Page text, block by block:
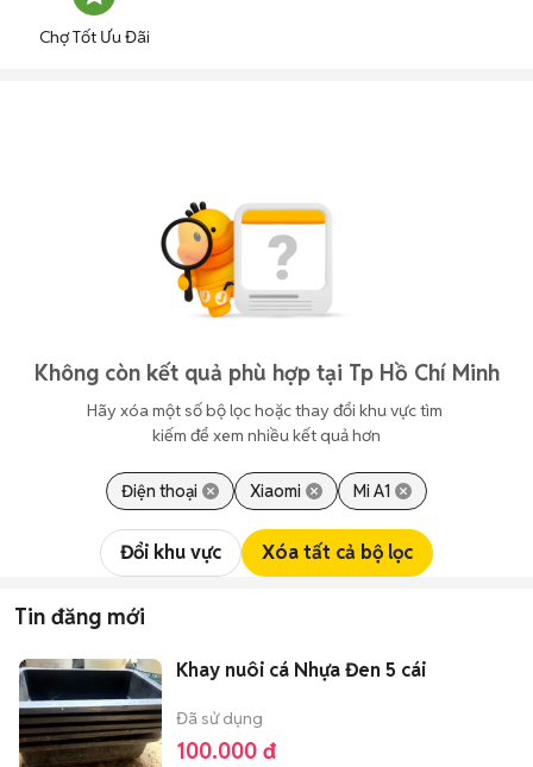
Chợ Tốt Ưu Đãi
Không còn kết quả phù hợp tại Tp Hồ Chí Minh
Hãy xóa một số bộ lọc hoặc thay đổi khu vực tìm
kiếm để xem nhiều kết quả hơn
Điện thoại Xiaomi Mi A1
Đổi khu vực Xóa tất cả bộ lọc
Tin đăng mới
Khay nuôi cá Nhựa Đen 5 cái
Đã sử dụng
100.000 đ